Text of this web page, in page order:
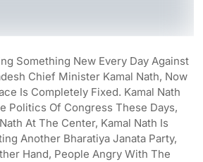
Something New Every Day Against
Chief Minister Kamal Nath, Now
Is Completely Fixed. Kamal Nath
Politics Of Congress These Days,
At The Center, Kamal Nath Is
Another Bharatiya Janata Party,
Hand, People Angry With The